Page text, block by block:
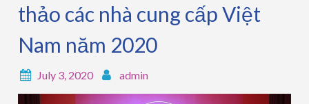
thảo các nhà cung cấp Việt
Nam năm 2020
July 3, 2020 admin